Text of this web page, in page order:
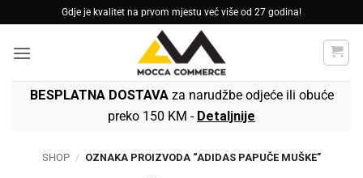
to
content
Gdje je kvalitet na prvom mjestu već više od 27 godina!
BESPLATNA DOSTAVAza narudžbe odjeće ili obuće
preko 150 KM - Detaljnije
SHOP / OZNAKA PROIZVODA “ADIDAS PAPUČE MUŠKE”